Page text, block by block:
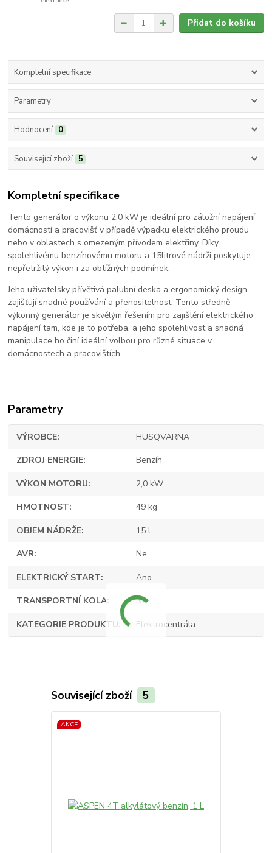
Přidat do košíku
Kompletní specifikace
Parametry
Hodnocení 0
Související zboží 5
Kompletní specifikace
Tento generátor o výkonu 2,0 kW je ideální pro záložní napájení
domácností a pracovišť v případě výpadku elektrického proudu
nebo v oblastech s omezeným přívodem elektřiny. Díky
spolehlivému benzínovému motoru a 15litrové nádrži poskytuje
nepřetržitý výkon i za obtížných podmínek.
Jeho uživatelsky přívětivá palubní deska a ergonomický design
zajišťují snadné používání a přenositelnost. Tento středně
výkonný generátor je skvělým řešením pro zajištění elektrického
napájení tam, kde je to potřeba, a jeho spolehlivost a snadná
manipulace ho činí ideální volbou pro různé situace v
domácnostech a pracovištích.
Parametry
VÝROBCE HUSQVARNA
ZDROJ ENERGIE Benzín
VÝKON MOTORU 2,0 kW
HMOTNOST 49 kg
OBJEM NÁDRŽE 15 l
AVR Ne
ELEKTRICKÝ START Ano
TRANSPORTNÍ KOLA Ne
KATEGORIE PRODUKTU Elektrocentrála
Související zboží 5
AKCE